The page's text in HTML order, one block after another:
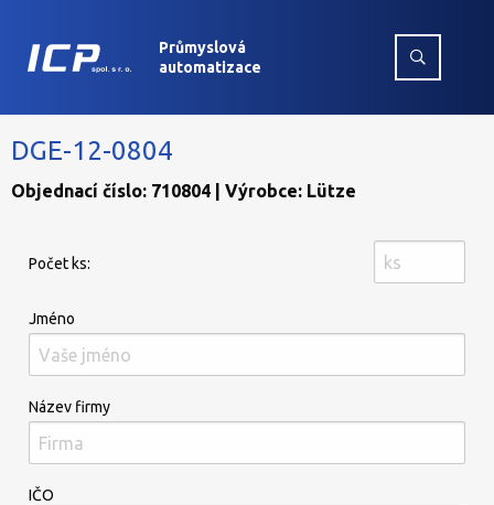
Průmyslová
automatizace
DGE-12-0804
Objednací číslo: 710804 | Výrobce: Lütze
Počet ks:
Jméno
Název firmy
IČO